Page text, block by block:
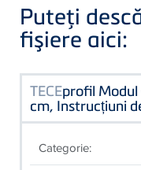
Puteţi
fişiere aici:
TECEprofil Modul
cm, Instrucțiuni
Categorie: